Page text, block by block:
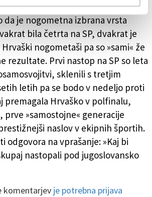
in publiko pomembnejši
je nogometna izbrana vrsta
bila četrta na SP, dvakrat je
nogometaši pa so »sami« že
rezultate. Prvi nastop na SP so leta
sklenili s tretjim
letih pa se bodo v nedeljo proti
premagala Hrvaško v polfinalu,
prve »samostojne« generacije
naslov v ekipnih športih.
odgovora na vprašanje: »Kaj bi
nastopali pod jugoslovansko
komentarjev je potrebna prijava